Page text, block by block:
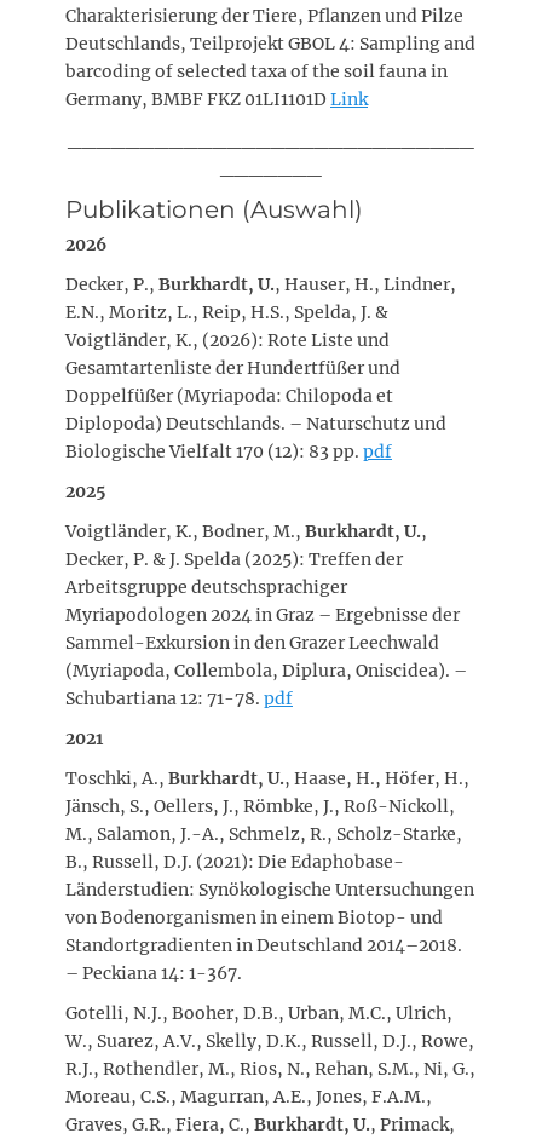
Charakterisierung der Tiere, Pflanzen und Pilze
Deutschlands, Teilprojekt GBOL 4: Sampling and
barcoding of selected taxa of the soil fauna in
Germany, BMBF FKZ 01LI1101DLink
Publikationen (Auswahl)
2026
Decker, P., Burkhardt, U., Hauser, H., Lindner,
E.N., Moritz, L., Reip, H.S., Spelda, J. &
Voigtländer, K., (2026): Rote Liste und
Gesamtartenliste der Hundertfüßer und
Doppelfüßer (Myriapoda: Chilopoda et
Diplopoda) Deutschlands. – Naturschutz und
Biologische Vielfalt 170 (12): 83 pp. pdf
2025
Voigtländer, K., Bodner, M., Burkhardt, U.,
Decker, P. & J. Spelda (2025): Treffen der
Arbeitsgruppe deutschsprachiger
Myriapodologen 2024 in Graz – Ergebnisse der
Sammel-Exkursion in den Grazer Leechwald
(Myriapoda, Collembola, Diplura, Oniscidea). –
Schubartiana 12: 71-78. pdf
2021
Toschki, A., Burkhardt, U., Haase, H., Höfer, H.,
Jänsch, S., Oellers, J., Römbke, J., Roß-Nickoll,
M., Salamon, J.-A., Schmelz, R., Scholz-Starke,
B., Russell, D.J. (2021): Die Edaphobase-
Länderstudien: Synökologische Untersuchungen
von Bodenorganismen in einem Biotop- und
Standortgradienten in Deutschland 2014–2018.
– Peckiana 14: 1-367.
Gotelli, N.J., Booher, D.B., Urban, M.C., Ulrich,
W., Suarez, A.V., Skelly, D.K., Russell, D.J., Rowe,
R.J., Rothendler, M., Rios, N., Rehan, S.M., Ni, G.,
Moreau, C.S., Magurran, A.E., Jones, F.A.M.,
Graves, G.R., Fiera, C., Burkhardt, U., Primack,